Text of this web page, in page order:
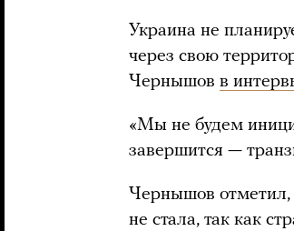
Украина не
через свою
Чернышов в
«Мы не будем
завершится —
Чернышов отметил,
не стала, так как